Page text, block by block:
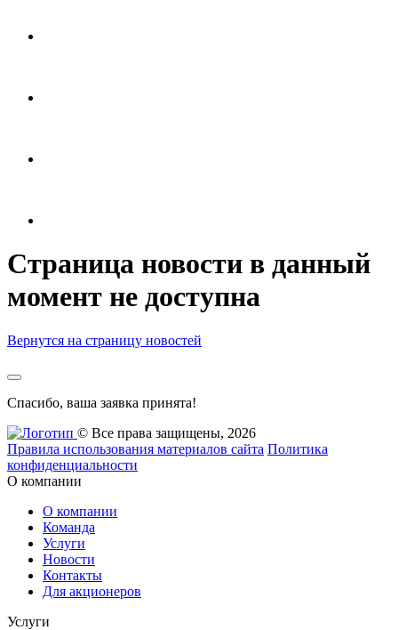
Страница новости в данный
момент не доступна
Вернутся на страницу новостей
Спасибо, ваша заявка принята!
© Все права защищены, 2026
Правила использования материалов сайта Политика
конфиденциальности
О компании
О компании
Команда
Услуги
Новости
Контакты
Для акционеров
Услуги